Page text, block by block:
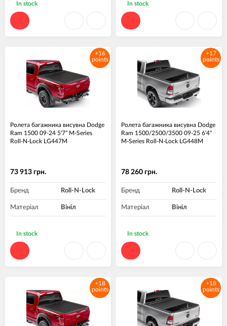
In stock In stock
+16
points
Ролета багажника висувна Dodge
Ram 1500 09-24 5'7" M-Series
Roll-N-Lock LG447M
73 913 грн.
Бренд Roll-N-Lock
Матеріал Вініл
In stock
+17
points
Ролета багажника висувна Dodge
Ram 1500/2500/3500 09-25 6'4"
M-Series Roll-N-Lock LG448M
78 260 грн.
Бренд Roll-N-Lock
Матеріал Вініл
In stock
+18
points
+18
points